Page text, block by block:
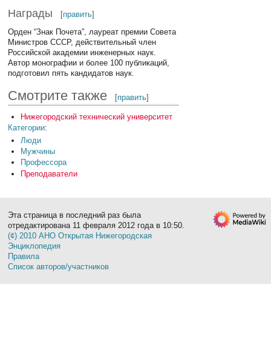
Награды [править]
Орден “Знак Почета”, лауреат премии Совета
Министров СССР, действительный член
Российской академии инженерных наук.
Автор монографии и более 100 публикаций,
подготовил пять кандидатов наук.
Смотрите также [править]
Нижегородский технический университет
Категории:
Люди
Мужчины
Профессора
Преподаватели
Эта страница в последний раз была
отредактирована 11 февраля 2012 года в 10:50.
(¢) 2010 АНО Открытая Нижегородская
Энциклопедия
Правила
Список авторов/участников